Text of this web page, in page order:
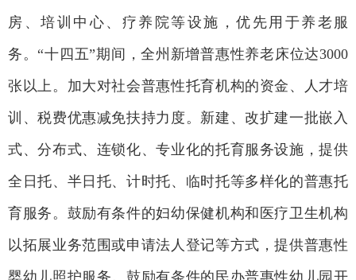
房、培训中心、疗养院等设施，优先用于养老服
务。“十四五”期间，全州新增普惠性养老床位达3000
张以上。加大对社会普惠性托育机构的资金、人才培
训、税费优惠减免扶持力度。新建、改扩建一批嵌入
式、分布式、连锁化、专业化的托育服务设施，提供
全日托、半日托、计时托、临时托等多样化的普惠托
育服务。鼓励有条件的妇幼保健机构和医疗卫生机构
以拓展业务范围或申请法人登记等方式，提供普惠性